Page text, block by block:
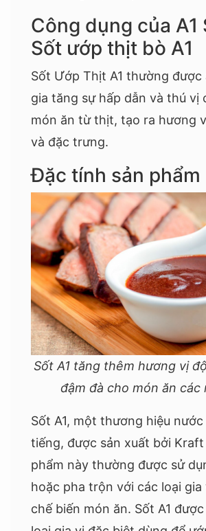
Công dụng của A1
Sốt ướp thịt bò A1
Sốt Ướp Thịt A1 thường được
gia tăng sự hấp dẫn và thú vị
món ăn từ thịt, tạo ra hương
và đặc trưng.
Đặc tính sản phẩm
Sốt A1 tăng thêm hương vị
đậm đà cho món ăn các
Sốt A1, một thương hiệu
tiếng, được sản xuất bởi Kraft
phẩm này thường được sử
hoặc pha trộn với các loại gia
chế biến món ăn. Sốt A1